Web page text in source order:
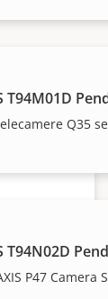
T94M01D
Q35
T94N02D
P47 Camera
e i